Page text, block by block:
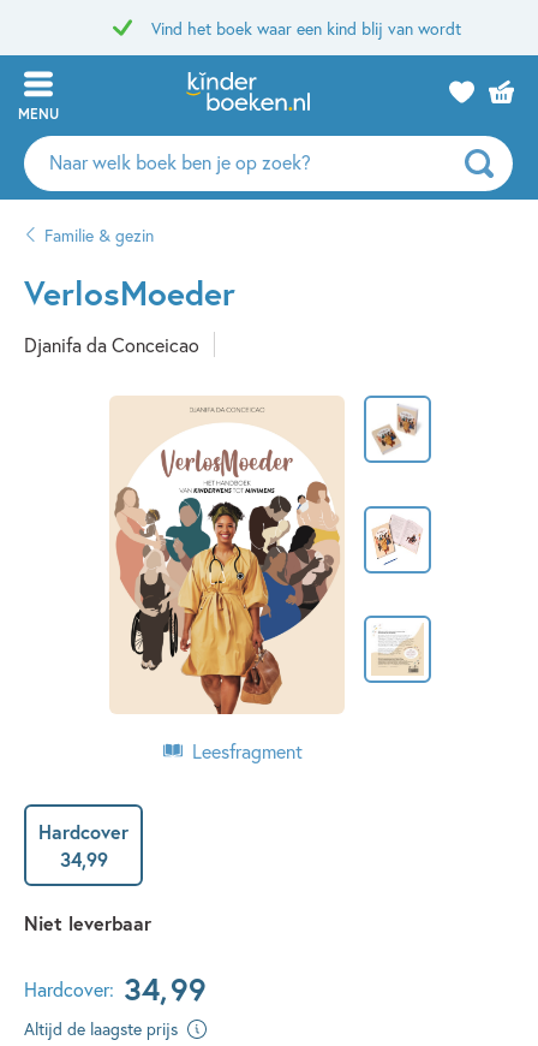
Vind het boek waar een kind blij van wordt
MENU
Zoeken
naar
auteurs
uitgevers
Familie & gezin
VerlosMoeder
Djanifa da Conceicao
Leesfragment
Hardcover
34,99
Niet leverbaar
Hardcover: 34,99
Altijd de laagste prijs